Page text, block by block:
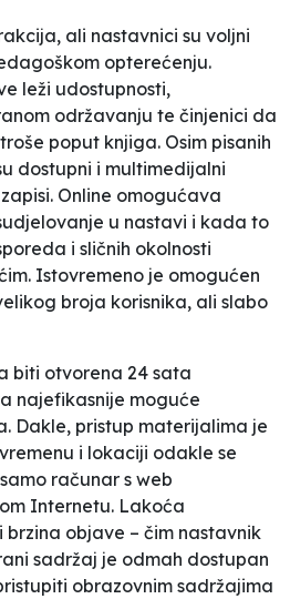
ali nastavnici su voljni
opterećenju.
leži udostupnosti,
održavanju te činjenici da
poput knjiga. Osim pisanih
dostupni i multimedijalni
Online omogućava
u nastavi i kada to
i sličnih okolnosti
Istovremeno je omogućen
broja korisnika, ali slabo
biti otvorena 24 sata
najefikasnije moguće
Dakle, pristup materijalima je
i lokaciji odakle se
računar s web
Internetu. Lakoća
objave – čim nastavnik
sadržaj je odmah dostupan
obrazovnim sadržajima